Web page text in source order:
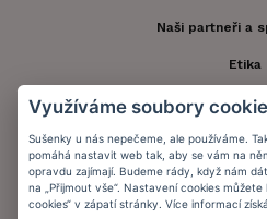
Naši partneři a
Etika
Speciální
Registrace
Využíváme soubory
Sušenky u nás nepečeme, ale používáme.
pomáhá nastavit web tak, aby se vám na
opravdu zajímají. Budeme rády, když nám
na „Přijmout vše“. Nastavení cookies
cookies“ v zápatí stránky. Více informací